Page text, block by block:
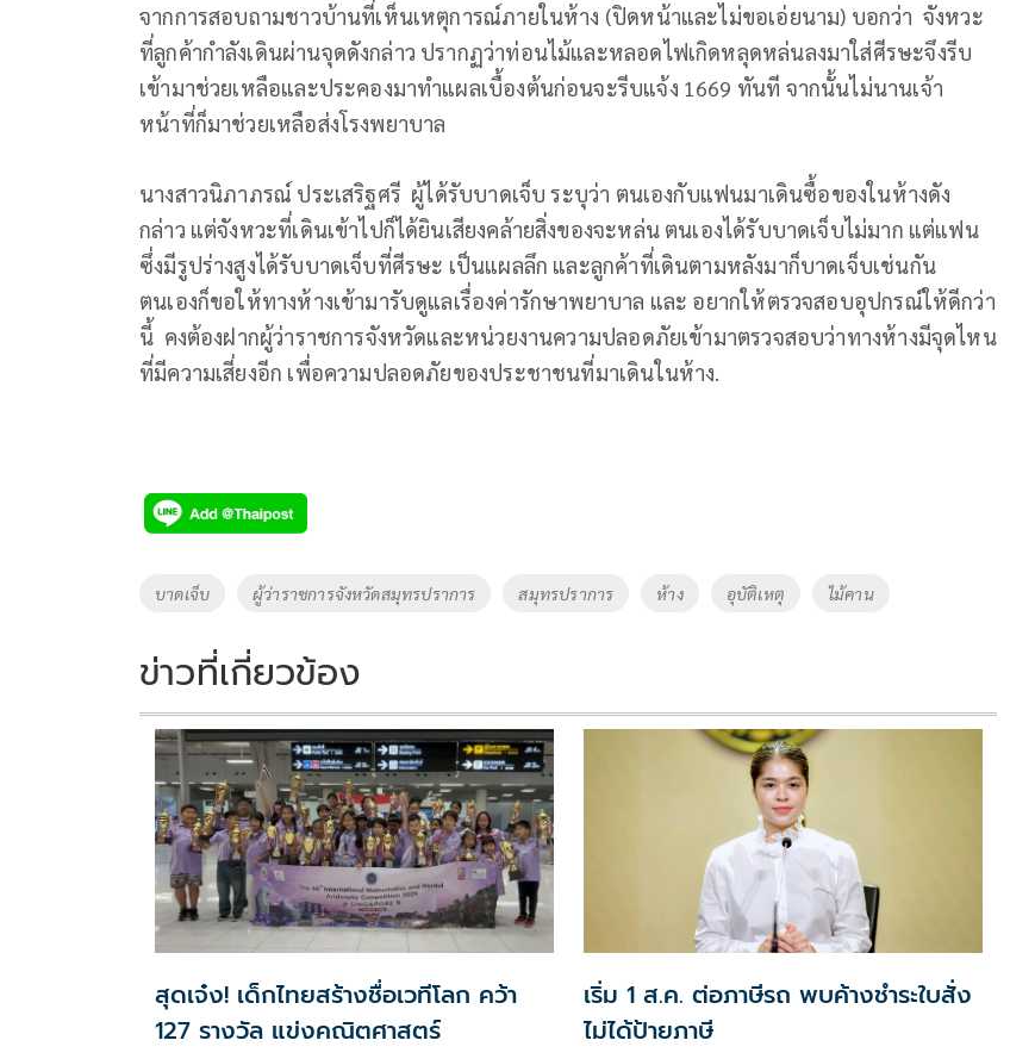
จากการสอบถามชาวบ้านที่เห็นเหตุการณ์ภายในห้าง (ปิดหน้าและไม่ขอเอ่ยนาม) บอกว่า จังหวะ
ที่ลูกค้ากำลังเดินผ่านจุดดังกล่าว ปรากฏว่าท่อนไม้และหลอดไฟเกิดหลุดหล่นลงมาใส่ศีรษะจึงรีบ
เข้ามาช่วยเหลือและประคองมาทำแผลเบื้องต้นก่อนจะรีบแจ้ง 1669 ทันที จากนั้นไม่นานเจ้า
หน้าที่ก็มาช่วยเหลือส่งโรงพยาบาล
นางสาวนิภาภรณ์ ประเสริฐศรี ผู้ได้รับบาดเจ็บ ระบุว่า ตนเองกับแฟนมาเดินซื้อของในห้างดัง
กล่าว แต่จังหวะที่เดินเข้าไปก็ได้ยินเสียงคล้ายสิ่งของจะหล่น ตนเองได้รับบาดเจ็บไม่มาก แต่แฟน
ซึ่งมีรูปร่างสูงได้รับบาดเจ็บที่ศีรษะ เป็นแผลลึก และลูกค้าที่เดินตามหลังมาก็บาดเจ็บเช่นกัน
ตนเองก็ขอให้ทางห้างเข้ามารับดูแลเรื่องค่ารักษาพยาบาล และ อยากให้ตรวจสอบอุปกรณ์ให้ดีกว่า
นี้ คงต้องฝากผู้ว่าราชการจังหวัดและหน่วยงานความปลอดภัยเข้ามาตรวจสอบว่าทางห้างมีจุดไหน
ที่มีความเสี่ยงอีก เพื่อความปลอดภัยของประชาชนที่มาเดินในห้าง.
Tags
บาดเจ็บ ผู้ว่าราชการจังหวัดสมุทรปราการ สมุทรปราการ ห้าง อุบัติเหตุ ไม้คาน
ข่าวที่เกี่ยวข้อง
สุดเจ๋ง! เด็กไทยสร้างชื่อเวทีโลก คว้า
127 รางวัล แข่งคณิตศาสตร์
เริ่ม 1 ส.ค. ต่อภาษีรถ พบค้างชำระใบสั่ง
ไม่ได้ป้ายภาษี